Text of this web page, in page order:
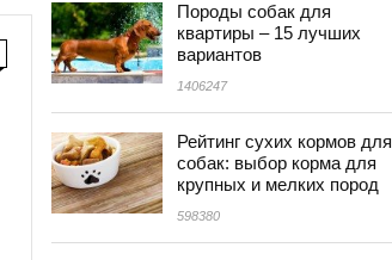
Породы собак для
квартиры – 15 лучших
вариантов
1406247
Рейтинг сухих кормов для
собак: выбор корма для
крупных и мелких пород
598380